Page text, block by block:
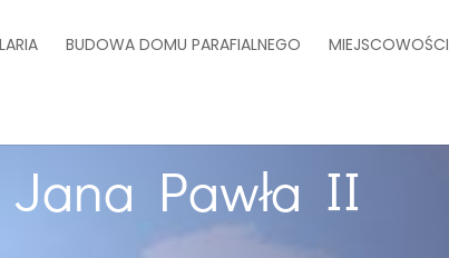
BUDOWA DOMU PARAFIALNEGO MIEJSCOWOŚCI
Jana Pawła II